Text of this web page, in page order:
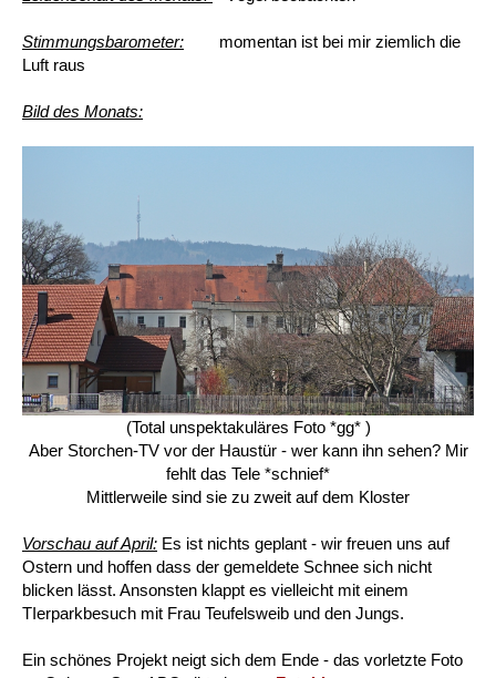
Stimmungsbarometer: momentan ist bei mir ziemlich die
Luft raus
Bild des Monats:
(Total unspektakuläres Foto *gg* )
Aber Storchen-TV vor der Haustür - wer kann ihn sehen? Mir
fehlt das Tele *schnief*
Mittlerweile sind sie zu zweit auf dem Kloster
Vorschau auf April: Es ist nichts geplant - wir freuen uns auf
Ostern und hoffen dass der gemeldete Schnee sich nicht
blicken lässt. Ansonsten klappt es vielleicht mit einem
TIerparkbesuch mit Frau Teufelsweib und den Jungs.
Ein schönes Projekt neigt sich dem Ende - das vorletzte Foto